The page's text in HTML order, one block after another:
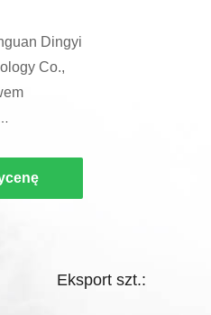
Dingyi
Co.,
Eksport szt.: